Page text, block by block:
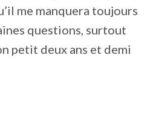
me manquera toujours
questions, surtout
petit deux ans et demi